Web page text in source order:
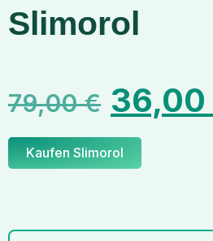
Slimorol
79,00€ 36,00
Kaufen Slimorol